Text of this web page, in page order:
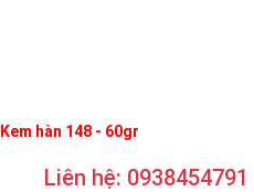
Kem hàn 148 - 60gr
Liên hệ: 0938454791